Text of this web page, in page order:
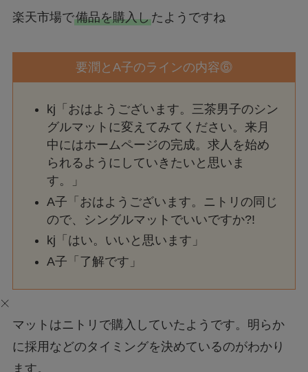
楽天市場で備品を購入したようですね
要潤とA子のラインの内容⓺
kj「おはようございます。三茶男子のシン
グルマットに変えてみてください。来月
中にはホームページの完成。求人を始め
られるようにしていきたいと思いま
す。」
A子「おはようございます。ニトリの同じ
ので、シングルマットでいいですか?!
kj「はい。いいと思います」
A子「了解です」
マットはニトリで購入していたようです。明らか
に採用などのタイミングを決めているのがわかり
ます。